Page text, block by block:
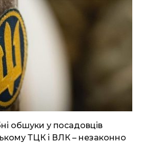
обшуки у посадовців
ТЦК і ВЛК – незаконно